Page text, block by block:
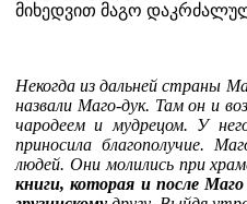
მიხედვით მაგო
Некогда из дальней страны
назвали Маго-дук. Там он и
чародеем и мудрецом. У
приносила благополучие.
людей. Они молились при
книги, которая и после